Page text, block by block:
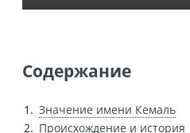
Содержание
Значение имени Кемаль
Происхождение и история